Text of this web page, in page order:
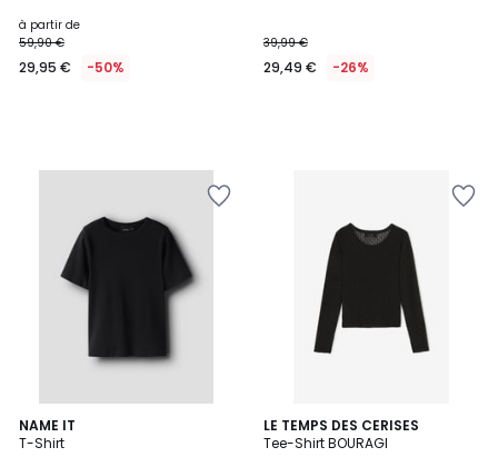
à partir de
59,90 €
29,95 € -50%
39,99 €
29,49 € -26%
NAME IT
T-Shirt
LE TEMPS DES CERISES
Tee-Shirt BOURAGI